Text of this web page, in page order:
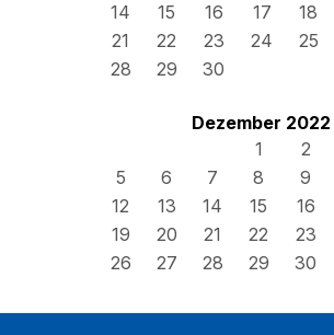
14
15 16 17 18
21
22 23 24 25
28
29 30
Dezember 2022
1
2
5
6 7 8 9
12
13 14 15 16
19
20 21 22 23
26
27 28 29 30